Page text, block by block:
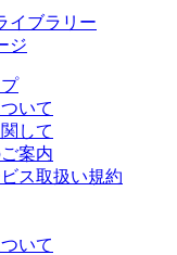
いて
して
案内
ス取扱い規約
いて